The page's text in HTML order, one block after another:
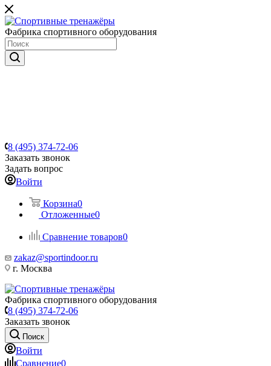
Фабрика спортивного оборудования
8 (495) 374-72-06
Заказать звонок
Задать вопрос
Войти
Корзина0
Отложенные0
Сравнение товаров0
zakaz@sportindoor.ru
г. Москва
Фабрика спортивного оборудования
8 (495) 374-72-06
Заказать звонок
Поиск
Войти
Сравнение0